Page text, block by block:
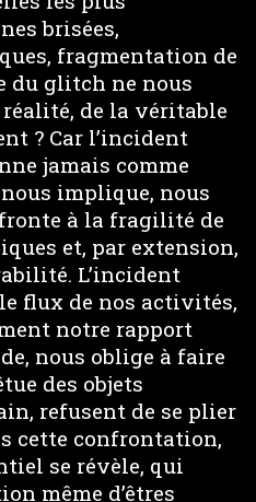
brisées,
fragmentation de
du glitch ne nous
de la véritable
? Car l’incident
jamais comme
implique, nous
à la fragilité de
et, par extension,
L’incident
flux de nos activités,
notre rapport
nous oblige à faire
des objets
refusent de se plier
cette confrontation,
se révèle, qui
même d’êtres